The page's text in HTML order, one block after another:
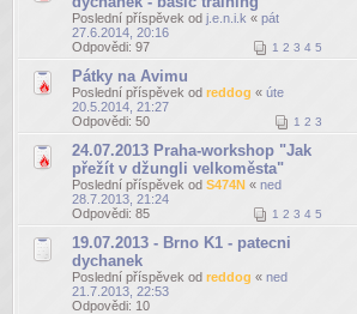
Poslední příspěvek od j.e.n.i.k « pát
27.6.2014, 20:16
Odpovědi: 97 1 2 3 4 5
Pátky na Avimu
Poslední příspěvek od reddog « úte
20.5.2014, 21:27
Odpovědi: 50 1 2 3
24.07.2013 Praha-workshop "Jak
přežít v džungli velkoměsta"
Poslední příspěvek od S474N « ned
28.7.2013, 21:24
Odpovědi: 85 1 2 3 4 5
19.07.2013 - Brno K1 - patecni
dychanek
Poslední příspěvek od reddog « ned
21.7.2013, 22:53
Odpovědi: 10